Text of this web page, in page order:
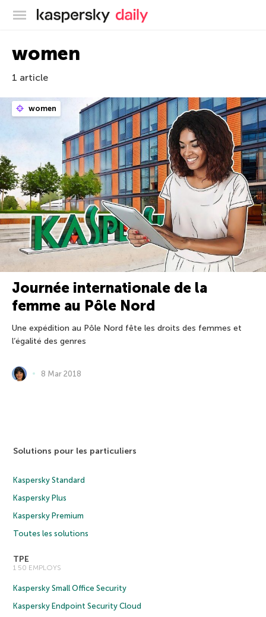
Blog officiel de Kaspersky
women
1 article
women
Journée internationale de la
femme au Pôle Nord
Une expédition au Pôle Nord fête les droits des femmes et
l’égalité des genres
8 Mar 2018
Solutions pour les particuliers
Kaspersky Standard
Kaspersky Plus
Kaspersky Premium
Toutes les solutions
TPE
1 50 EMPLOYS
Kaspersky Small Office Security
Kaspersky Endpoint Security Cloud